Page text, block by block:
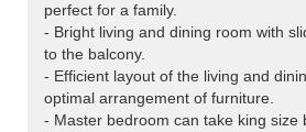
perfect for a family.
- Bright living and dining room with
to the balcony.
- Efficient layout of the living and
optimal arrangement of furniture.
- Master bedroom can take king size